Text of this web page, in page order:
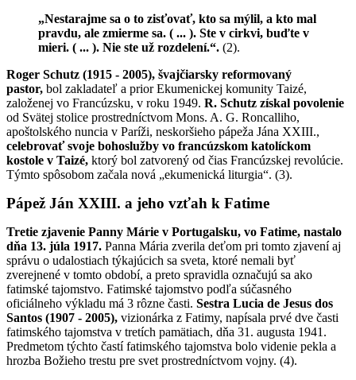
„Nestarajme sa o to zisťovať, kto sa mýlil, a kto mal
pravdu, ale zmierme sa. ( ... ). Ste v cirkvi, buďte v
mieri. ( ... ). Nie ste už rozdelení.“. (2).
Roger Schutz (1915 - 2005), švajčiarsky reformovaný
pastor, bol zakladateľ a prior Ekumenickej komunity Taizé,
založenej vo Francúzsku, v roku 1949. R. Schutz získal povolenie
od Svätej stolice prostredníctvom Mons. A. G. Roncalliho,
apoštolského nuncia v Paríži, neskoršieho pápeža Jána XXIII.,
celebrovať svoje bohoslužby vo francúzskom katolíckom
kostole v Taizé, ktorý bol zatvorený od čias Francúzskej revolúcie.
Týmto spôsobom začala nová „ekumenická liturgia“. (3).
Pápež Ján XXIII. a jeho vzťah k Fatime
Tretie zjavenie Panny Márie v Portugalsku, vo Fatime, nastalo
dňa 13. júla 1917. Panna Mária zverila deťom pri tomto zjavení aj
správu o udalostiach týkajúcich sa sveta, ktoré nemali byť
zverejnené v tomto období, a preto spravidla označujú sa ako
fatimské tajomstvo. Fatimské tajomstvo podľa súčasného
oficiálneho výkladu má 3 rôzne časti. Sestra Lucia de Jesus dos
Santos (1907 - 2005), vizionárka z Fatimy, napísala prvé dve časti
fatimského tajomstva v tretích pamätiach, dňa 31. augusta 1941.
Predmetom týchto častí fatimského tajomstva bolo videnie pekla a
hrozba Božieho trestu pre svet prostredníctvom vojny. (4).